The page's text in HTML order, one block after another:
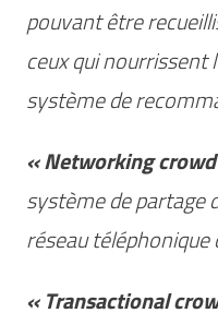
pouvant être
ceux qui nourrissent
système de
« Networking
système de partage
réseau
« Transactional